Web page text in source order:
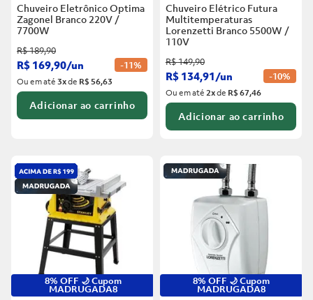
Chuveiro Eletrônico Optima
Zagonel Branco 220V /
7700W
R$189,90
R$ 169,90/un -11%
Ou em até3xde R$ 56,63
Adicionar ao carrinho
Chuveiro Elétrico Futura
Multitemperaturas
Lorenzetti Branco 5500W /
110V
R$149,90
R$ 134,91/un -10%
Ou em até2xde R$ 67,46
Adicionar ao carrinho
8% OFF 🌙 Cupom
MADRUGADA8
8% OFF 🌙 Cupom
MADRUGADA8